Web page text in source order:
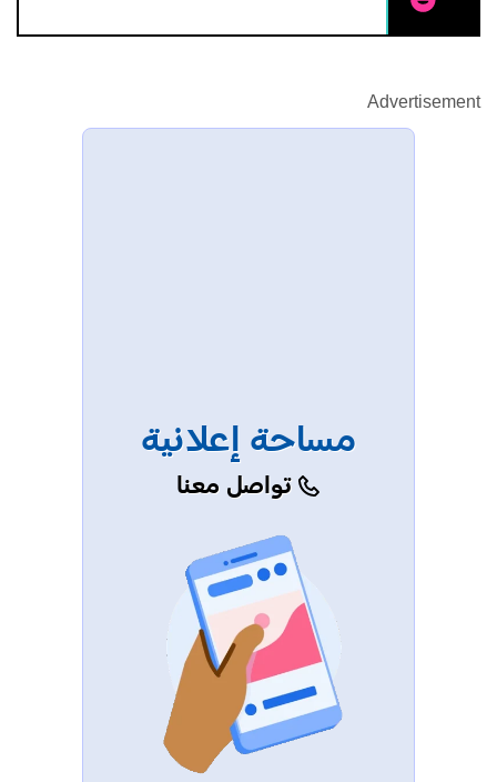
Advertisement
مساحة إعلانية
تواصل معنا